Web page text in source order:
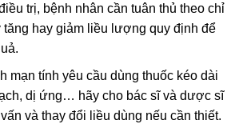
trị, bệnh nhân cần tuân thủ theo chỉ
tăng hay giảm liều lượng quy định để
mạn tính yêu cầu dùng thuốc kéo dài
dị ứng… hãy cho bác sĩ và dược sĩ
và thay đổi liều dùng nếu cần thiết.